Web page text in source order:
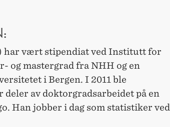
har vært stipendiat ved Institutt for
og mastergrad fra NHH og en
i Bergen. I 2011 ble
av doktorgradsarbeidet på en
Han jobber i dag som statistiker ved